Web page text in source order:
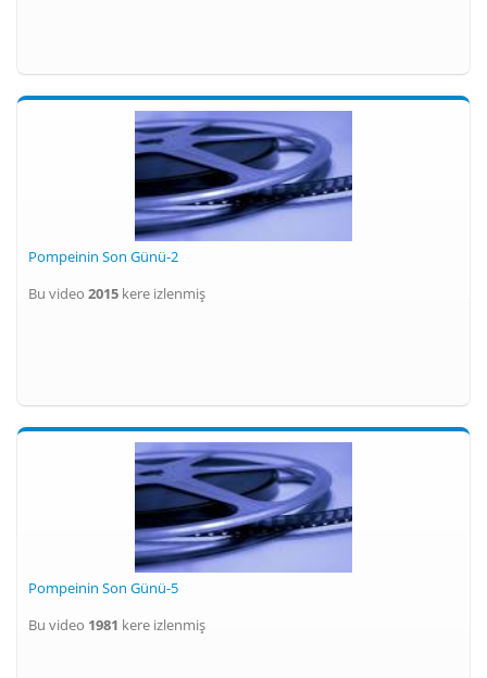
Pompeinin Son Günü-2
Bu video 2015 kere izlenmiş
Pompeinin Son Günü-5
Bu video 1981 kere izlenmiş